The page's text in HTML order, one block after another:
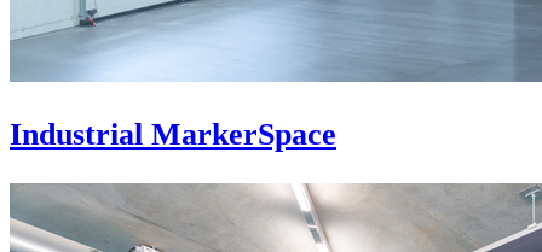
Industrial MarkerSpace